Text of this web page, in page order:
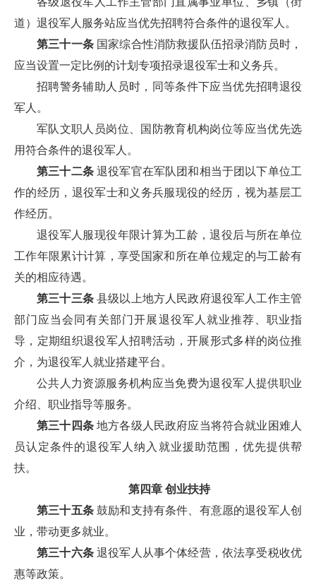
道）退役军人服务站应当优先招聘符合条件的退役军人。
第三十一条国家综合性消防救援队伍招录消防员时，
应当设置一定比例的计划专项招录退役军士和义务兵。
招聘警务辅助人员时，同等条件下应当优先招聘退役
军人。
军队文职人员岗位、国防教育机构岗位等应当优先选
用符合条件的退役军人。
第三十二条退役军官在军队团和相当于团以下单位工
作的经历，退役军士和义务兵服现役的经历，视为基层工
作经历。
退役军人服现役年限计算为工龄，退役后与所在单位
工作年限累计计算，享受国家和所在单位规定的与工龄有
关的相应待遇。
第三十三条县级以上地方人民政府退役军人工作主管
部门应当会同有关部门开展退役军人就业推荐、职业指
导，定期组织退役军人招聘活动，开展形式多样的岗位推
介，为退役军人就业搭建平台。
公共人力资源服务机构应当免费为退役军人提供职业
介绍、职业指导等服务。
第三十四条地方各级人民政府应当将符合就业困难人
员认定条件的退役军人纳入就业援助范围，优先提供帮
扶。
第四章 创业扶持
第三十五条鼓励和支持有条件、有意愿的退役军人创
业，带动更多就业。
第三十六条退役军人从事个体经营，依法享受税收优
惠等政策。